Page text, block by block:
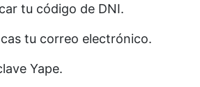
tu código de DNI.
tu correo electrónico.
Yape.